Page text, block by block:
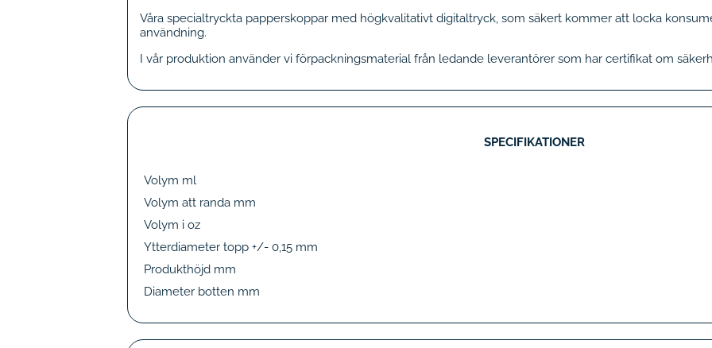
Våra specialtryckta papperskoppar med högkvalitativt digitaltryck, som säkert kommer att locka
användning.
I vår produktion använder vi förpackningsmaterial från ledande leverantörer som har certifikat om
SPECIFIKATIONER
Volym ml
Volym att randa mm
Volym i oz
Ytterdiameter topp +/- 0,15 mm
Produkthöjd mm
Diameter botten mm